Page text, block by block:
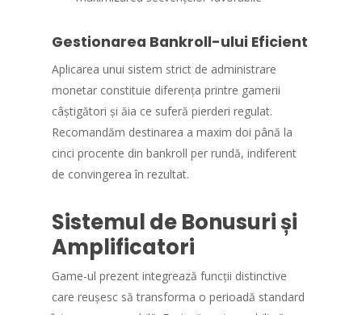
Gestionarea Bankroll-ului Eficient
Aplicarea unui sistem strict de administrare
monetar constituie diferența printre gamerii
câștigători și ăia ce suferă pierderi regulat.
Recomandăm destinarea a maxim doi până la
cinci procente din bankroll per rundă, indiferent
de convingerea în rezultat.
Sistemul de Bonusuri și
Amplificatori
Game-ul prezent integrează funcții distinctive
care reușesc să transforma o perioadă standard